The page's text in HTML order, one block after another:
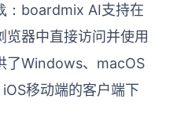
AI生成PPT
boardmix AI支持在
览器中直接访问并使用
了Windows、macOS
移动端的客户端下